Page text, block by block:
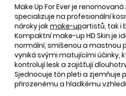
Make Up For Ever je
specializuje na profesionální
nároky jakmake-upartistů, tak i
Kompaktní make-up HD Skin je
normální, smíšenou a mastnou
vyniká svými matujícími účinky,
kontrolují lesk a zajišťují
Sjednocuje tón pleti a zjemňuje
přirozenému a hladkému